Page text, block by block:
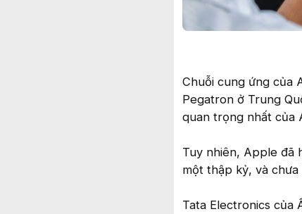
Chuỗi cung ứng của
Pegatron ở Trung
quan trọng nhất của
Tuy nhiên, Apple đã
một thập kỷ, và
Tata Electronics của